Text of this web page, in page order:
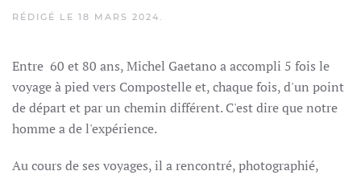
RÉDIGÉ LE 18 MARS 2024 .
Entre 60 et 80 ans, Michel Gaetano a accompli 5 fois le
voyage à pied vers Compostelle et, chaque fois, d'un point
de départ et par un chemin différent. C'est dire que notre
homme a de l'expérience.
Au cours de ses voyages, il a rencontré, photographié,